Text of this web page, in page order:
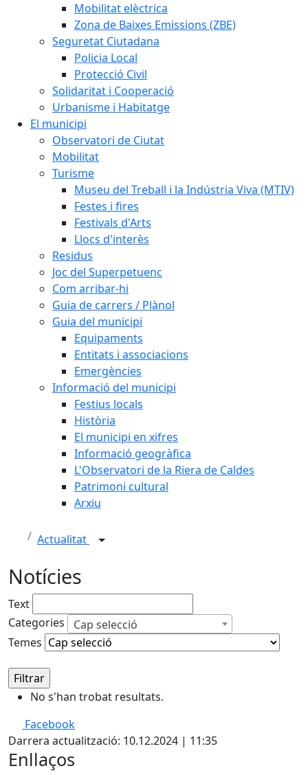
Mobilitat elèctrica
Zona de Baixes Emissions (ZBE)
Seguretat Ciutadana
Policia Local
Protecció Civil
Solidaritat i Cooperació
Urbanisme i Habitatge
El municipi
Observatori de Ciutat
Mobilitat
Turisme
Museu del Treball i la Indústria Viva (MTIV)
Festes i fires
Festivals d'Arts
Llocs d'interès
Residus
Joc del Superpetuenc
Com arribar-hi
Guia de carrers / Plànol
Guia del municipi
Equipaments
Entitats i associacions
Emergències
Informació del municipi
Festius locals
Història
El municipi en xifres
Informació geogràfica
L'Observatori de la Riera de Caldes
Patrimoni cultural
Arxiu
Actualitat
Notícies
Text
Categories
Cap selecció
Temes
No s'han trobat resultats.
Facebook
Darrera actualització: 10.12.2024 | 11:35
Enllaços